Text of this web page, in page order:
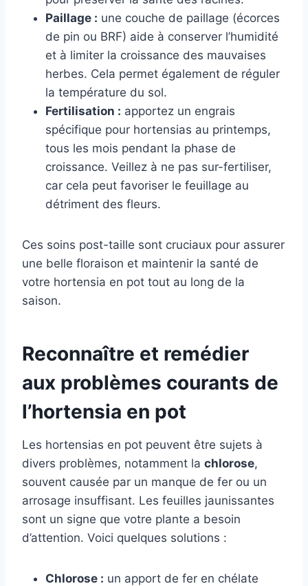
Paillage : une couche de paillage (écorces
de pin ou BRF) aide à conserver l’humidité
et à limiter la croissance des mauvaises
herbes. Cela permet également de réguler
la température du sol.
Fertilisation : apportez un engrais
spécifique pour hortensias au printemps,
tous les mois pendant la phase de
croissance. Veillez à ne pas sur-fertiliser,
car cela peut favoriser le feuillage au
détriment des fleurs.
Ces soins post-taille sont cruciaux pour assurer
une belle floraison et maintenir la santé de
votre hortensia en pot tout au long de la
saison.
Reconnaître et remédier
aux problèmes courants de
l’hortensia en pot
Les hortensias en pot peuvent être sujets à
divers problèmes, notamment la chlorose,
souvent causée par un manque de fer ou un
arrosage insuffisant. Les feuilles jaunissantes
sont un signe que votre plante a besoin
d’attention. Voici quelques solutions :
Chlorose : un apport de fer en chélate